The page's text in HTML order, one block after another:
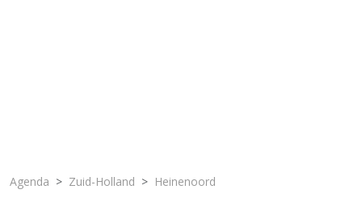
Agenda Zuid-Holland Heinenoord